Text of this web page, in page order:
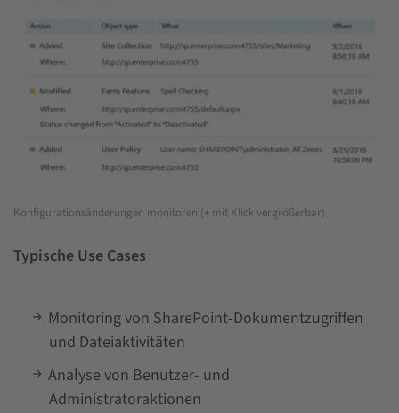
Konfigurationsänderungen monitoren (+ mit Klick vergrößerbar)
Typische Use Cases
Monitoring von SharePoint-Dokumentzugriffen
und Dateiaktivitäten
Analyse von Benutzer- und
Administratoraktionen